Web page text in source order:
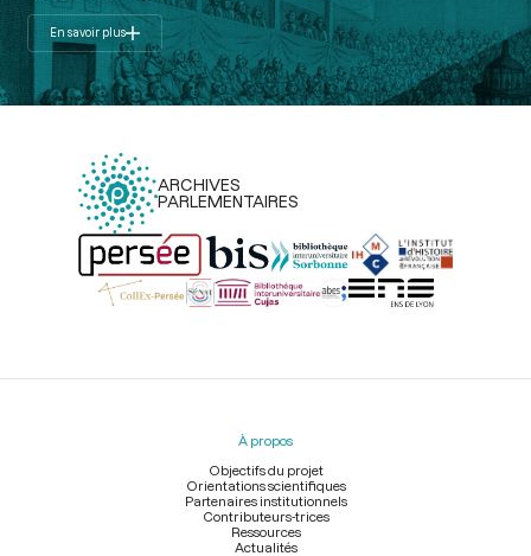
En savoir plus
ARCHIVES
PARLEMENTAIRES
Menu
À propos
Objectifs du projet
Orientations scientifiques
Partenaires institutionnels
Contributeurs-trices
Ressources
Actualités